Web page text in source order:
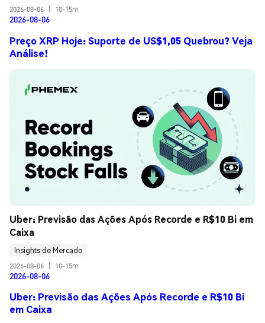
2026-08-06
10-15m
2026-08-06
Preço XRP Hoje: Suporte de US$1,05 Quebrou? Veja
Análise!
Uber: Previsão das Ações Após Recorde e R$10 Bi em
Caixa
Insights de Mercado
2026-08-06
10-15m
2026-08-06
Uber: Previsão das Ações Após Recorde e R$10 Bi
em Caixa